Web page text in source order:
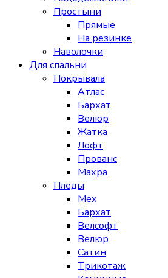
Простыни
Прямые
На резинке
Наволочки
Для спальни
Покрывала
Атлас
Бархат
Велюр
Жатка
Лофт
Прованс
Махра
Пледы
Мех
Бархат
Велсофт
Велюр
Сатин
Трикотаж